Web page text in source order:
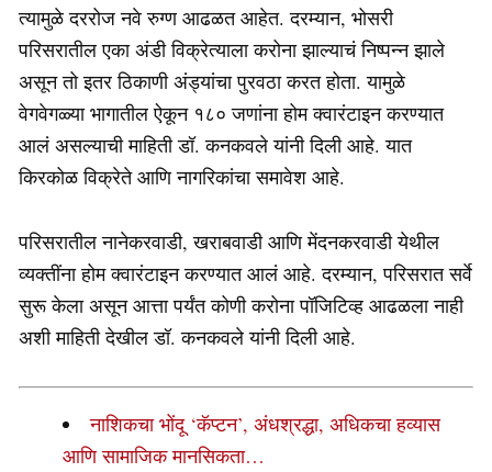
त्यामुळे दररोज नवे रुग्ण आढळत आहेत. दरम्यान, भोसरी
परिसरातील एका अंडी विक्रेत्याला करोना झाल्याचं निष्पन्न झाले
असून तो इतर ठिकाणी अंड्यांचा पुरवठा करत होता. यामुळे
वेगवेगळ्या भागातील ऐकून १८० जणांना होम क्वारंटाइन करण्यात
आलं असल्याची माहिती डॉ. कनकवले यांनी दिली आहे. यात
किरकोळ विक्रेते आणि नागरिकांचा समावेश आहे.
परिसरातील नानेकरवाडी, खराबवाडी आणि मेंदनकरवाडी येथील
व्यक्तींना होम क्वारंटाइन करण्यात आलं आहे. दरम्यान, परिसरात सर्वे
सुरू केला असून आत्ता पर्यंत कोणी करोना पॉजिटिव्ह आढळला नाही
अशी माहिती देखील डॉ. कनकवले यांनी दिली आहे.
नाशिकचा भोंदू ‘कॅप्टन’, अंधश्रद्धा, अधिकचा हव्यास
आणि सामाजिक मानसिकता…